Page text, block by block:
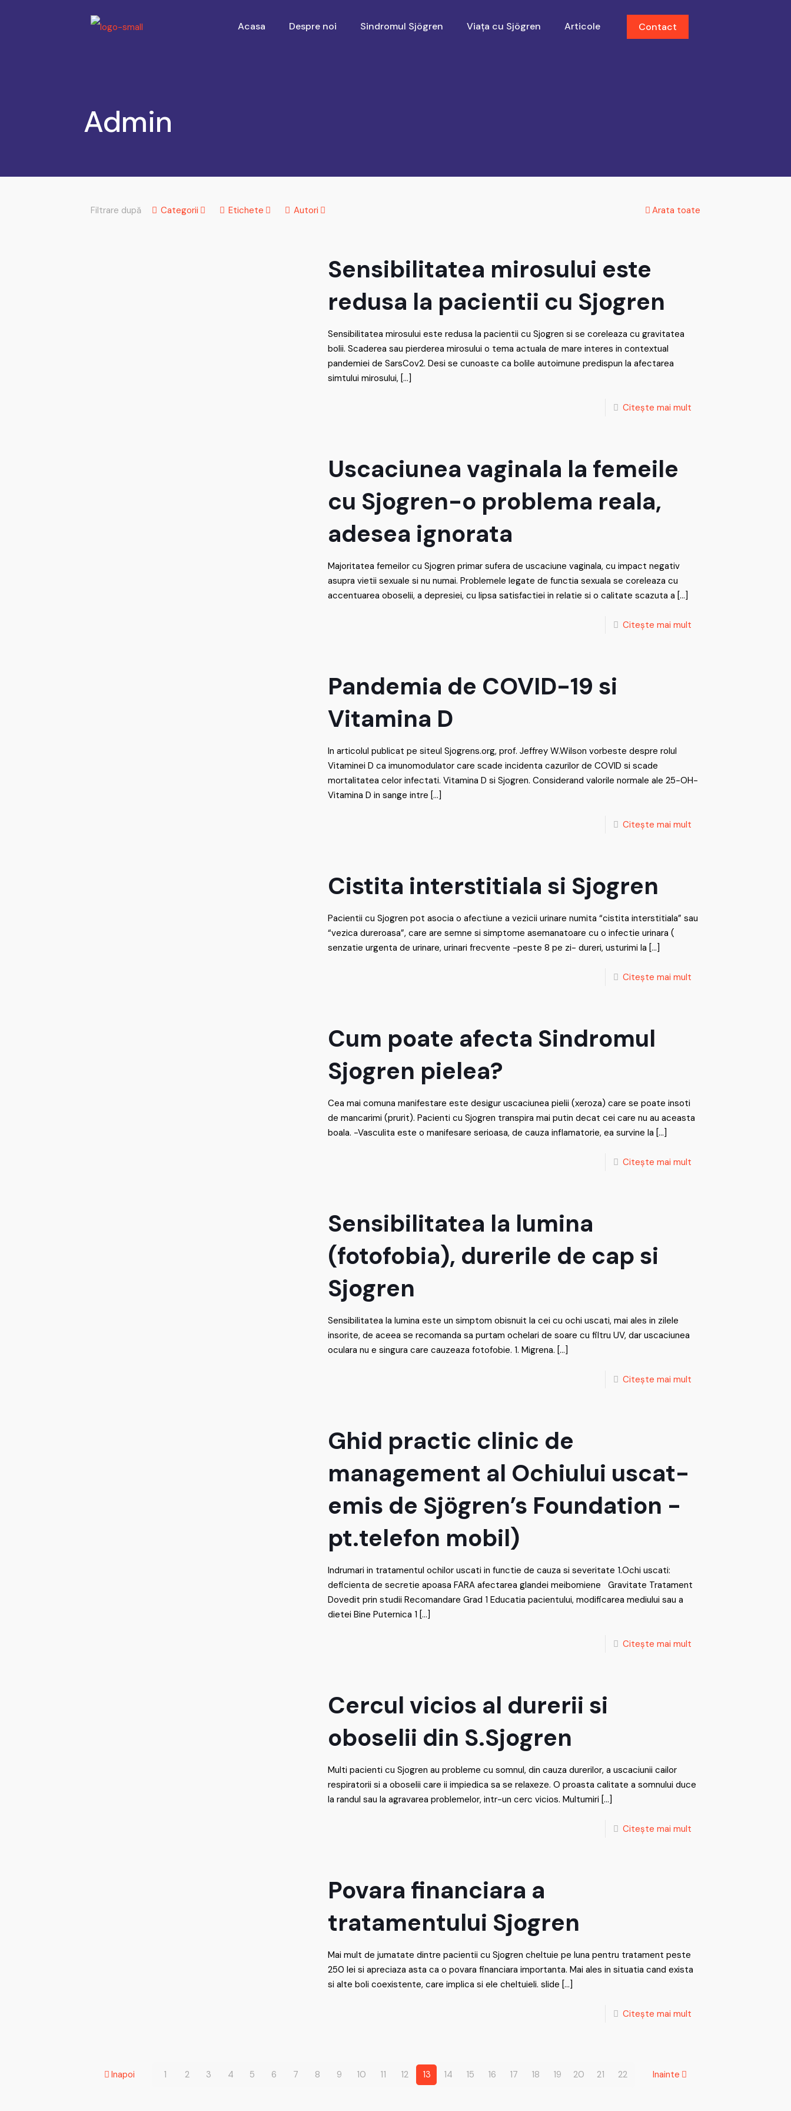
Acasa Despre noi Sindromul Sjögren Viața cu Sjögren Articole Contact
Admin
Filtrare după Categorii Etichete Autori Arata toate
Sensibilitatea mirosului este
redusa la pacientii cu Sjogren
Sensibilitatea mirosului este redusa la pacientii cu Sjogren si se coreleaza cu gravitatea
bolii. Scaderea sau pierderea mirosului o tema actuala de mare interes in contextual
pandemiei de SarsCov2. Desi se cunoaste ca bolile autoimune predispun la afectarea
simtului mirosului, […]
Citește mai mult
Uscaciunea vaginala la femeile
cu Sjogren-o problema reala,
adesea ignorata
Majoritatea femeilor cu Sjogren primar sufera de uscaciune vaginala, cu impact negativ
asupra vietii sexuale si nu numai. Problemele legate de functia sexuala se coreleaza cu
accentuarea oboselii, a depresiei, cu lipsa satisfactiei in relatie si o calitate scazuta a […]
Citește mai mult
Pandemia de COVID-19 si
Vitamina D
In articolul publicat pe siteul Sjogrens.org, prof. Jeffrey W.Wilson vorbeste despre rolul
Vitaminei D ca imunomodulator care scade incidenta cazurilor de COVID si scade
mortalitatea celor infectati. Vitamina D si Sjogren. Considerand valorile normale ale 25-OH-
Vitamina D in sange intre […]
Citește mai mult
Cistita interstitiala si Sjogren
Pacientii cu Sjogren pot asocia o afectiune a vezicii urinare numita “cistita interstitiala” sau
“vezica dureroasa”, care are semne si simptome asemanatoare cu o infectie urinara (
senzatie urgenta de urinare, urinari frecvente -peste 8 pe zi- dureri, usturimi la […]
Citește mai mult
Cum poate afecta Sindromul
Sjogren pielea?
Cea mai comuna manifestare este desigur uscaciunea pielii (xeroza) care se poate insoti
de mancarimi (prurit). Pacienti cu Sjogren transpira mai putin decat cei care nu au aceasta
boala. -Vasculita este o manifesare serioasa, de cauza inflamatorie, ea survine la […]
Citește mai mult
Sensibilitatea la lumina
(fotofobia), durerile de cap si
Sjogren
Sensibilitatea la lumina este un simptom obisnuit la cei cu ochi uscati, mai ales in zilele
insorite, de aceea se recomanda sa purtam ochelari de soare cu filtru UV, dar uscaciunea
oculara nu e singura care cauzeaza fotofobie. 1. Migrena. […]
Citește mai mult
Ghid practic clinic de
management al Ochiului uscat-
emis de Sjögren’s Foundation -
pt.telefon mobil)
Indrumari in tratamentul ochilor uscati in functie de cauza si severitate 1.Ochi uscati:
deficienta de secretie apoasa FARA afectarea glandei meibomiene Gravitate Tratament
Dovedit prin studii Recomandare Grad 1 Educatia pacientului, modificarea mediului sau a
dietei Bine Puternica 1 […]
Citește mai mult
Cercul vicios al durerii si
oboselii din S.Sjogren
Multi pacienti cu Sjogren au probleme cu somnul, din cauza durerilor, a uscaciunii cailor
respiratorii si a oboselii care ii impiedica sa se relaxeze. O proasta calitate a somnului duce
la randul sau la agravarea problemelor, intr-un cerc vicios. Multumiri […]
Citește mai mult
Povara financiara a
tratamentului Sjogren
Mai mult de jumatate dintre pacientii cu Sjogren cheltuie pe luna pentru tratament peste
250 lei si apreciaza asta ca o povara financiara importanta. Mai ales in situatia cand exista
si alte boli coexistente, care implica si ele cheltuieli. slide […]
Citește mai mult
Inapoi 1 2 3 4 5 6 7 8 9 10 11 12 13 14 15 16 17 18 19 20 21 22 Inainte